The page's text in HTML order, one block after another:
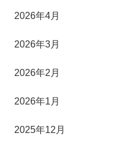
2026年4月
2026年3月
2026年2月
2026年1月
2025年12月